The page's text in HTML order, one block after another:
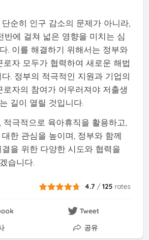
순히 인구 감소의 문제가 아니라,
반에 걸쳐 넓은 영향을 미치는 심
. 이를 해결하기 위해서는 정부와
로자 모두가 협력하여 새로운 해법
. 정부의 적극적인 지원과 기업의
로자의 참여가 어우러져야 저출생
길이 열릴 것입니다.
적극적으로 육아휴직을 활용하고,
한 관심을 높이며, 정부와 함께
을 위한 다양한 시도와 협력을
습니다.
4.7 /125 rates
Tweet
공유